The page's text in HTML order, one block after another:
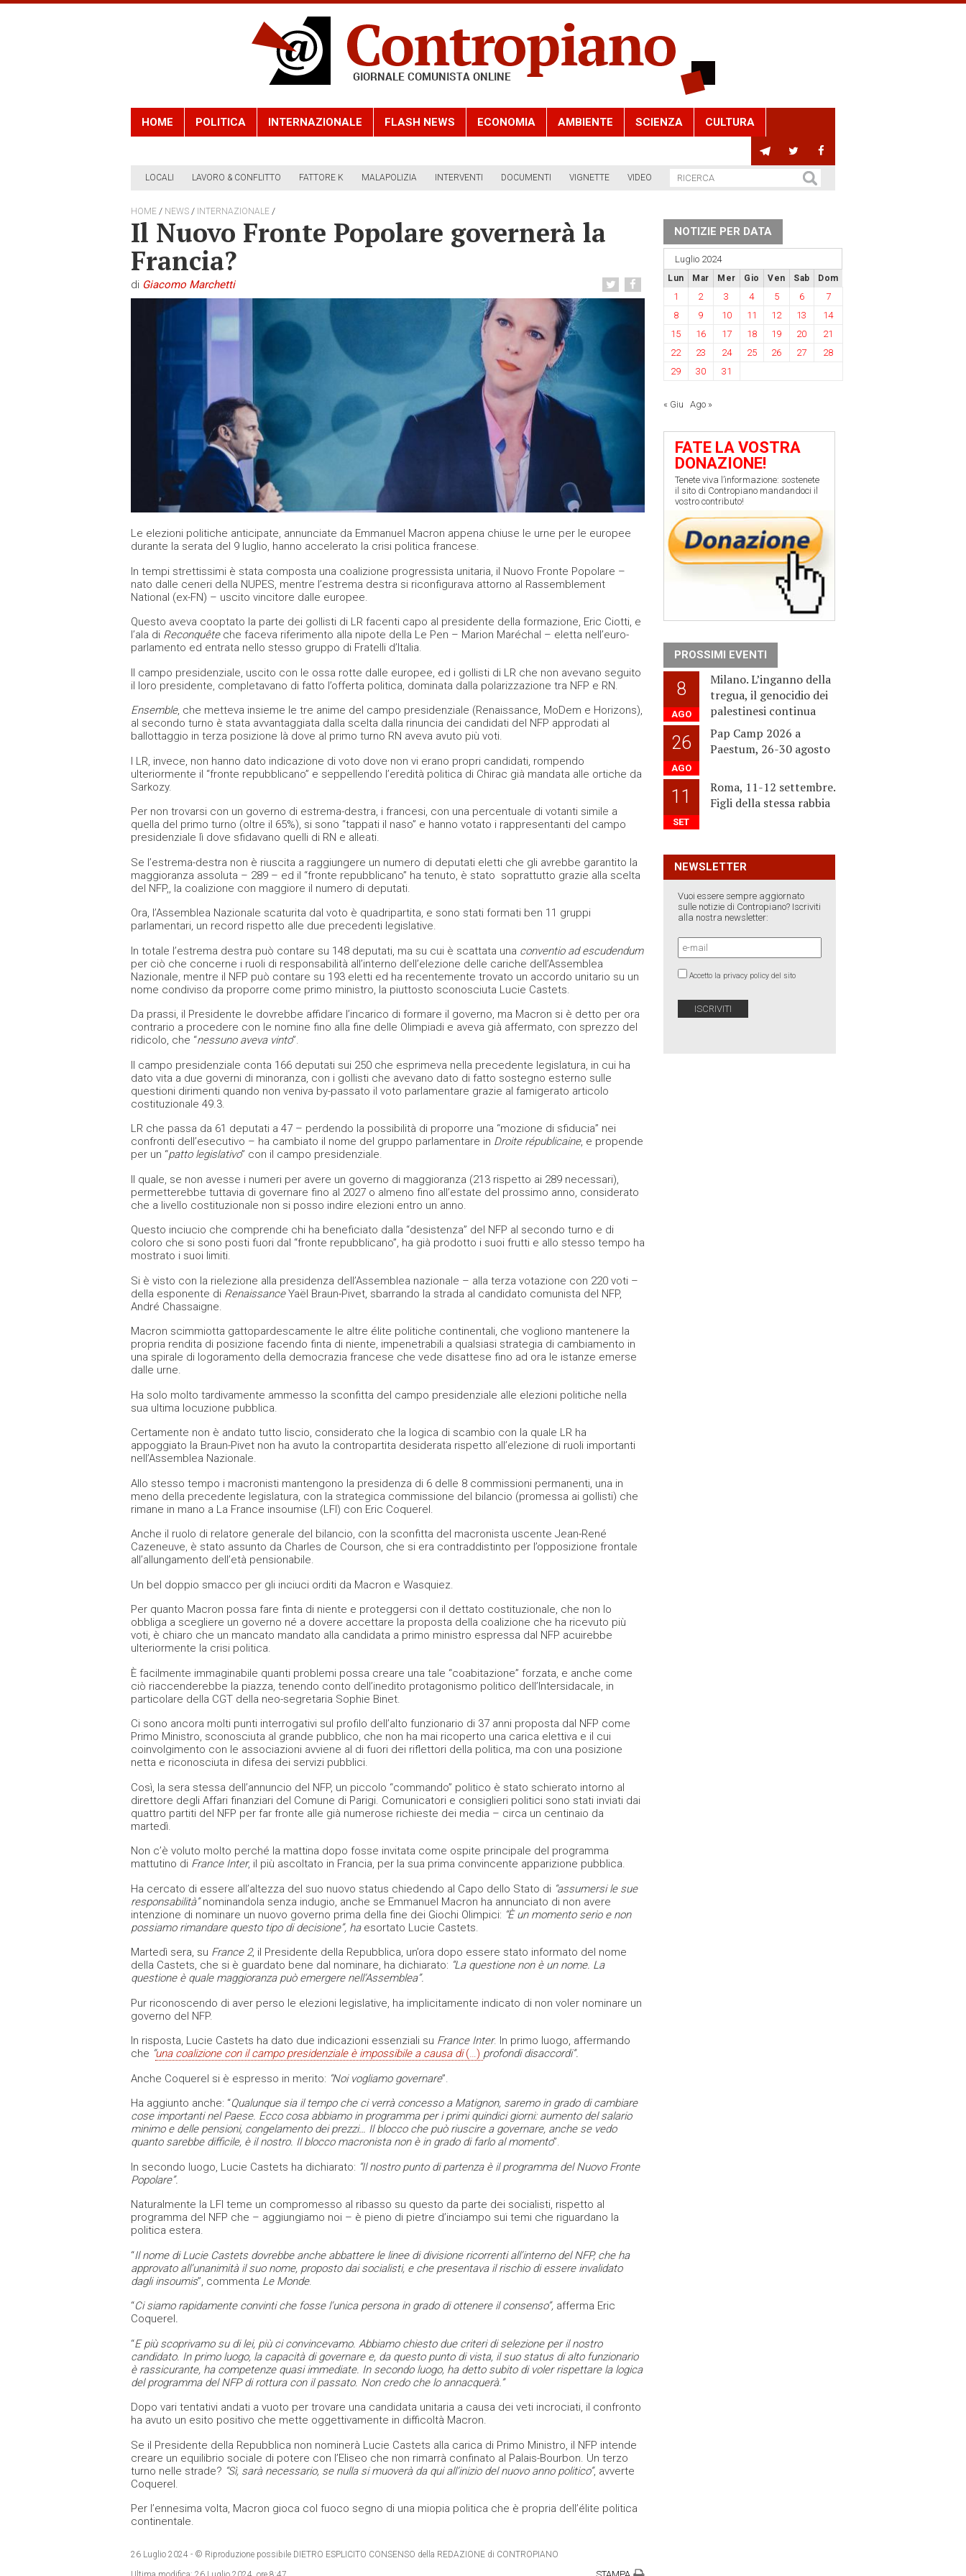
HOME POLITICA INTERNAZIONALE FLASH NEWS ECONOMIA AMBIENTE SCIENZA CULTURA
LOCALI LAVORO & CONFLITTO FATTORE K MALAPOLIZIA INTERVENTI DOCUMENTI VIGNETTE VIDEO
HOME / NEWS / INTERNAZIONALE /
Il Nuovo Fronte Popolare governerà la
Francia?
di Giacomo Marchetti
Le elezioni politiche anticipate, annunciate da Emmanuel Macron appena chiuse le urne per le europee
durante la serata del 9 luglio, hanno accelerato la crisi politica francese.
In tempi strettissimi è stata composta una coalizione progressista unitaria, il Nuovo Fronte Popolare –
nato dalle ceneri della NUPES, mentre l’estrema destra si riconfigurava attorno al Rassemblement
National (ex-FN) – uscito vincitore dalle europee.
Questo aveva cooptato la parte dei gollisti di LR facenti capo al presidente della formazione, Eric Ciotti, e
l’ala di Reconquêteche faceva riferimento alla nipote della Le Pen – Marion Maréchal – eletta nell’euro-
parlamento ed entrata nello stesso gruppo di Fratelli d’Italia.
Il campo presidenziale, uscito con le ossa rotte dalle europee, ed i gollisti di LR che non avevano seguito
il loro presidente, completavano di fatto l’offerta politica, dominata dalla polarizzazione tra NFP e RN.
Ensemble, che metteva insieme le tre anime del campo presidenziale (Renaissance, MoDem e Horizons),
al secondo turno è stata avvantaggiata dalla scelta dalla rinuncia dei candidati del NFP approdati al
ballottaggio in terza posizione là dove al primo turno RN aveva avuto più voti.
I LR, invece, non hanno dato indicazione di voto dove non vi erano propri candidati, rompendo
ulteriormente il “fronte repubblicano” e seppellendo l’eredità politica di Chirac già mandata alle ortiche da
Sarkozy.
Per non trovarsi con un governo di estrema-destra, i francesi, con una percentuale di votanti simile a
quella del primo turno (oltre il 65%), si sono “tappati il naso” e hanno votato i rappresentanti del campo
presidenziale lì dove sfidavano quelli di RN e alleati.
Se l’estrema-destra non è riuscita a raggiungere un numero di deputati eletti che gli avrebbe garantito la
maggioranza assoluta – 289 – ed il “fronte repubblicano” ha tenuto, è stato soprattutto grazie alla scelta
del NFP,, la coalizione con maggiore il numero di deputati.
Ora, l’Assemblea Nazionale scaturita dal voto è quadripartita, e sono stati formati ben 11 gruppi
parlamentari, un record rispetto alle due precedenti legislative.
In totale l’estrema destra può contare su 148 deputati, ma su cui è scattata una conventio ad escudendum
per ciò che concerne i ruoli di responsabilità all’interno dell’elezione delle cariche dell’Assemblea
Nazionale, mentre il NFP può contare su 193 eletti ed ha recentemente trovato un accordo unitario su un
nome condiviso da proporre come primo ministro, la piuttosto sconosciuta Lucie Castets.
Da prassi, il Presidente le dovrebbe affidare l’incarico di formare il governo, ma Macron si è detto per ora
contrario a procedere con le nomine fino alla fine delle Olimpiadi e aveva già affermato, con sprezzo del
ridicolo, che “nessuno aveva vinto”.
Il campo presidenziale conta 166 deputati sui 250 che esprimeva nella precedente legislatura, in cui ha
dato vita a due governi di minoranza, con i gollisti che avevano dato di fatto sostegno esterno sulle
questioni dirimenti quando non veniva by-passato il voto parlamentare grazie al famigerato articolo
costituzionale 49.3.
LR che passa da 61 deputati a 47 – perdendo la possibilità di proporre una “mozione di sfiducia” nei
confronti dell’esecutivo – ha cambiato il nome del gruppo parlamentare in Droite républicaine, e propende
per un “patto legislativo” con il campo presidenziale.
Il quale, se non avesse i numeri per avere un governo di maggioranza (213 rispetto ai 289 necessari),
permetterebbe tuttavia di governare fino al 2027 o almeno fino all’estate del prossimo anno, considerato
che a livello costituzionale non si posso indire elezioni entro un anno.
Questo inciucio che comprende chi ha beneficiato dalla “desistenza” del NFP al secondo turno e di
coloro che si sono posti fuori dal “fronte repubblicano”, ha già prodotto i suoi frutti e allo stesso tempo ha
mostrato i suoi limiti.
Si è visto con la rielezione alla presidenza dell’Assemblea nazionale – alla terza votazione con 220 voti –
della esponente di RenaissanceYaël Braun-Pivet, sbarrando la strada al candidato comunista del NFP,
André Chassaigne.
Macron scimmiotta gattopardescamente le altre élite politiche continentali, che vogliono mantenere la
propria rendita di posizione facendo finta di niente, impenetrabili a qualsiasi strategia di cambiamento in
una spirale di logoramento della democrazia francese che vede disattese fino ad ora le istanze emerse
dalle urne.
Ha solo molto tardivamente ammesso la sconfitta del campo presidenziale alle elezioni politiche nella
sua ultima locuzione pubblica.
Certamente non è andato tutto liscio, considerato che la logica di scambio con la quale LR ha
appoggiato la Braun-Pivet non ha avuto la contropartita desiderata rispetto all’elezione di ruoli importanti
nell’Assemblea Nazionale.
Allo stesso tempo i macronisti mantengono la presidenza di 6 delle 8 commissioni permanenti, una in
meno della precedente legislatura, con la strategica commissione del bilancio (promessa ai gollisti) che
rimane in mano a La France insoumise (LFI) con Eric Coquerel.
Anche il ruolo di relatore generale del bilancio, con la sconfitta del macronista uscente Jean-René
Cazeneuve, è stato assunto da Charles de Courson, che si era contraddistinto per l’opposizione frontale
all’allungamento dell’età pensionabile.
Un bel doppio smacco per gli inciuci orditi da Macron e Wasquiez.
Per quanto Macron possa fare finta di niente e proteggersi con il dettato costituzionale, che non lo
obbliga a scegliere un governo né a dovere accettare la proposta della coalizione che ha ricevuto più
voti, è chiaro che un mancato mandato alla candidata a primo ministro espressa dal NFP acuirebbe
ulteriormente la crisi politica.
È facilmente immaginabile quanti problemi possa creare una tale “coabitazione” forzata, e anche come
ciò riaccenderebbe la piazza, tenendo conto dell’inedito protagonismo politico dell’Intersidacale, in
particolare della CGT della neo-segretaria Sophie Binet.
Ci sono ancora molti punti interrogativi sul profilo dell’alto funzionario di 37 anni proposta dal NFP come
Primo Ministro, sconosciuta al grande pubblico, che non ha mai ricoperto una carica elettiva e il cui
coinvolgimento con le associazioni avviene al di fuori dei riflettori della politica, ma con una posizione
netta e riconosciuta in difesa dei servizi pubblici.
Così, la sera stessa dell’annuncio del NFP, un piccolo “commando” politico è stato schierato intorno al
direttore degli Affari finanziari del Comune di Parigi. Comunicatori e consiglieri politici sono stati inviati dai
quattro partiti del NFP per far fronte alle già numerose richieste dei media – circa un centinaio da
martedì.
Non c’è voluto molto perché la mattina dopo fosse invitata come ospite principale del programma
mattutino di France Inter, il più ascoltato in Francia, per la sua prima convincente apparizione pubblica.
Ha cercato di essere all’altezza del suo nuovo status chiedendo al Capo dello Stato di “assumersi le sue
responsabilità”nominandola senza indugio, anche se Emmanuel Macron ha annunciato di non avere
intenzione di nominare un nuovo governo prima della fine dei Giochi Olimpici: “È un momento serio e non
possiamo rimandare questo tipo di decisione”, haesortato Lucie Castets.
Martedì sera, su France 2, il Presidente della Repubblica, un’ora dopo essere stato informato del nome
della Castets, che si è guardato bene dal nominare, ha dichiarato: “La questione non è un nome. La
questione è quale maggioranza può emergere nell’Assemblea”.
Pur riconoscendo di aver perso le elezioni legislative, ha implicitamente indicato di non voler nominare un
governo del NFP.
In risposta, Lucie Castets ha dato due indicazioni essenziali su France Inter. In primo luogo, affermando
che “una coalizione con il campo presidenziale è impossibile a causa di(…) profondi disaccordi”.
Anche Coquerel si è espresso in merito: “Noi vogliamo governare”.
Ha aggiunto anche: “Qualunque sia il tempo che ci verrà concesso a Matignon, saremo in grado di cambiare
cose importanti nel Paese. Ecco cosa abbiamo in programma per i primi quindici giorni: aumento del salario
minimo e delle pensioni, congelamento dei prezzi… Il blocco che può riuscire a governare, anche se vedo
quanto sarebbe difficile, è il nostro. Il blocco macronista non è in grado di farlo al momento”.
In secondo luogo, Lucie Castets ha dichiarato: “Il nostro punto di partenza è il programma del Nuovo Fronte
Popolare”.
Naturalmente la LFI teme un compromesso al ribasso su questo da parte dei socialisti, rispetto al
programma del NFP che – aggiungiamo noi – è pieno di pietre d’inciampo sui temi che riguardano la
politica estera.
“Il nome di Lucie Castets dovrebbe anche abbattere le linee di divisione ricorrenti all’interno del NFP, che ha
approvato all’unanimità il suo nome, proposto dai socialisti, e che presentava il rischio di essere invalidato
dagli insoumis”, commenta Le Monde.
“Ci siamo rapidamente convinti che fosse l’unica persona in grado di ottenere il consenso”, afferma Eric
Coquerel.
“E più scoprivamo su di lei, più ci convincevamo. Abbiamo chiesto due criteri di selezione per il nostro
candidato. In primo luogo, la capacità di governare e, da questo punto di vista, il suo status di alto funzionario
è rassicurante, ha competenze quasi immediate. In secondo luogo, ha detto subito di voler rispettare la logica
del programma del NFP di rottura con il passato. Non credo che lo annacquerà.”
Dopo vari tentativi andati a vuoto per trovare una candidata unitaria a causa dei veti incrociati, il confronto
ha avuto un esito positivo che mette oggettivamente in difficoltà Macron.
Se il Presidente della Repubblica non nominerà Lucie Castets alla carica di Primo Ministro, il NFP intende
creare un equilibrio sociale di potere con l’Eliseo che non rimarrà confinato al Palais-Bourbon. Un terzo
turno nelle strade? “Sì, sarà necessario, se nulla si muoverà da qui all’inizio del nuovo anno politico”, avverte
Coquerel.
Per l’ennesima volta, Macron gioca col fuoco segno di una miopia politica che è propria dell’élite politica
continentale.
26 Luglio 2024 - © Riproduzione possibile DIETRO ESPLICITO CONSENSO della REDAZIONE di CONTROPIANO
NOTIZIE PER DATA
Luglio 2024
Lun Mar Mer Gio Ven Sab Dom
1 2 3 4 5 6
7
8
9 10 11 12 13
14
15
16 17 18 19 20
21
22
23 24 25 26 27
28
29
30 31
« Giu Ago »
FATE LA VOSTRA
DONAZIONE!
Tenete viva l’informazione: sostenete
il sito di Contropiano mandandoci il
vostro contributo!
PROSSIMI EVENTI
8
AGO
Milano. L’inganno della
tregua, il genocidio dei
palestinesi continua
26
AGO
Pap Camp 2026 a
Paestum, 26-30 agosto
11
SET
Roma, 11-12 settembre.
Figli della stessa rabbia
NEWSLETTER
Vuoi essere sempre aggiornato
sulle notizie di Contropiano? Iscriviti
alla nostra newsletter:
Accetto la privacy policy del sito